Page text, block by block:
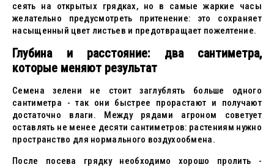
сеять на открытых грядках, но в самые жаркие часы
желательно предусмотреть притенение: это сохраняет
насыщенный цвет листьев и предотвращает пожелтение.
Глубина и расстояние: два сантиметра,
которые меняют результат
Семена зелени не стоит заглублять больше одного
сантиметра - так они быстрее прорастают и получают
достаточно влаги. Между рядами агроном советует
оставлять не менее десяти сантиметров: растениям нужно
пространство для нормального воздухообмена.
После посева грядку необходимо хорошо пролить -